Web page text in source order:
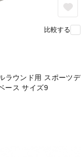
比較する
ラウンド用 スポーツデ
ース サイズ9